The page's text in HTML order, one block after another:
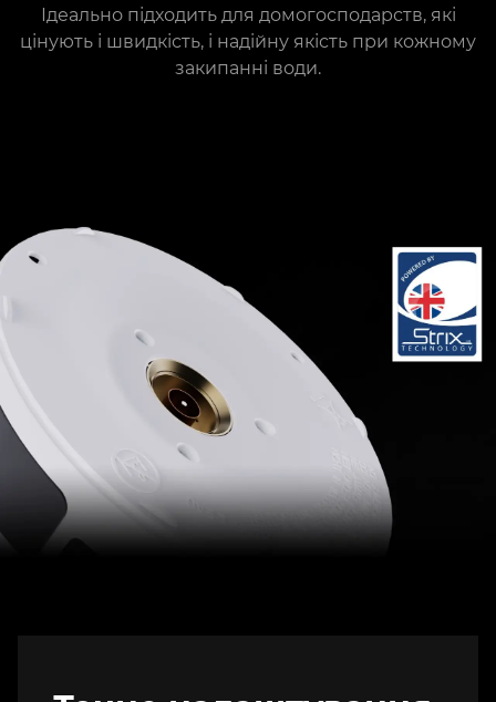
Ідеально підходить для домогосподарств, які
цінують і швидкість, і надійну якість при кожному
закипанні води.